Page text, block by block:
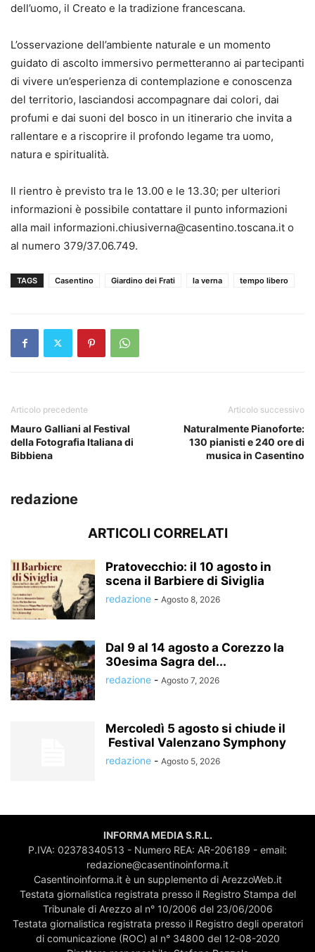
dell’uomo, il Creato e la tradizione francescana.
L’osservazione dell’ambiente naturale e un momento
guidato di ascolto immersivo permetteranno ai partecipanti
di vivere un’esperienza di contemplazione e conoscenza
del territorio, lasciandosi accompagnare dai colori, dai
profumi e dai suoni del bosco in un itinerario che invita a
rallentare e a riscoprire il profondo legame tra uomo,
natura e spiritualità.
Il rientro è previsto tra le 13.00 e le 13.30; per ulteriori
informazioni è possibile contattare il punto informazioni
alla mail informazioni.chiusiverna@casentino.toscana.it o
al numero 379/37.06.749.
TAGS Casentino Giardino dei Frati la verna tempo libero
Articolo precedente
Mauro Galliani al Festival
della Fotografia Italiana di
Bibbiena
Articolo successivo
Naturalmente Pianoforte:
130 pianisti e 240 ore di
musica in Casentino
redazione
ARTICOLI CORRELATI
Pratovecchio: il 10 agosto in
scena il Barbiere di Siviglia
redazione - Agosto 8, 2026
Dal 9 al 14 agosto a Corezzo la
30esima Sagra del...
redazione - Agosto 7, 2026
Mercoledì 5 agosto si chiude il
Festival Valenzano Symphony
redazione - Agosto 5, 2026
INFORMA MEDIA S.R.L.
P.IVA: 02378340513 - Numero REA: AR-206189 - email:
redazione@casentinoinforma.it
Casentinoinforma.it è un supplemento di ArezzoWeb.it
Testata giornalistica registrata presso il Registro Stampa del
Tribunale di Arezzo al n° 10/2006 del 23/06/2006
Testata giornalistica registrata presso il Registro degli operatori
di comunicazione (ROC) al n° 34800 del 12-08-2020